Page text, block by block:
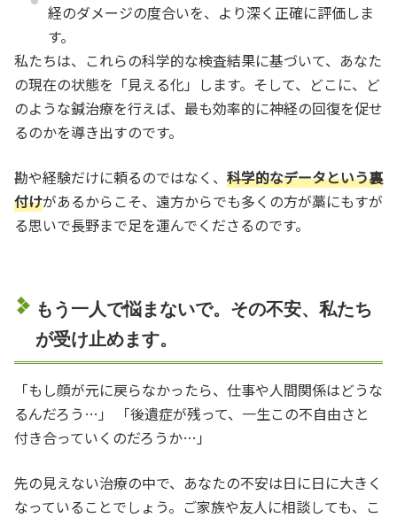
経のダメージの度合いを、より深く正確に評価しま
す。
私たちは、これらの科学的な検査結果に基づいて、あなた
の現在の状態を「見える化」します。そして、どこに、ど
のような鍼治療を行えば、最も効率的に神経の回復を促せ
るのかを導き出すのです。
勘や経験だけに頼るのではなく、 科学的なデータという裏
付けがあるからこそ、遠方からでも多くの方が藁にもすが
る思いで長野まで足を運んでくださるのです。
もう一人で悩まないで。その不安、私たち
が受け止めます。
「もし顔が元に戻らなかったら、仕事や人間関係はどうな
るんだろう…」 「後遺症が残って、一生この不自由さと
付き合っていくのだろうか…」
先の見えない治療の中で、あなたの不安は日に日に大きく
なっていることでしょう。ご家族や友人に相談しても、こ